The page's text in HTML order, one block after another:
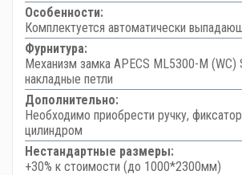
Особенности:
Комплектуется автоматически
Фурнитура:
Механизм замка APECS ML5300-M (WC)
накладные петли
Дополнительно:
Необходимо приобрести ручку,
цилиндром
Нестандартные размеры:
+30% к стоимости (до 1000*2300мм)